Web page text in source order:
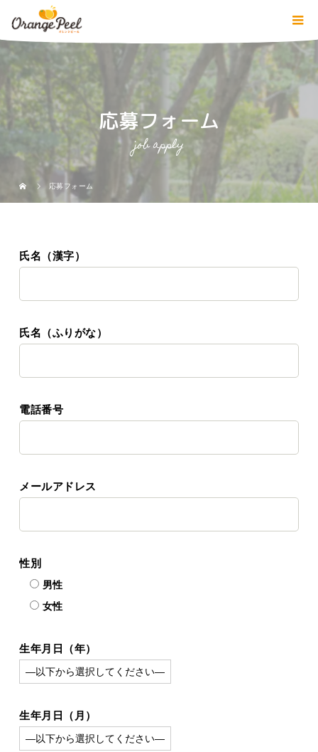
応募フォーム
job apply
応募フォーム
氏名（漢字）
氏名（ふりがな）
電話番号
メールアドレス
性別
男性
女性
生年月日（年）
生年月日（月）